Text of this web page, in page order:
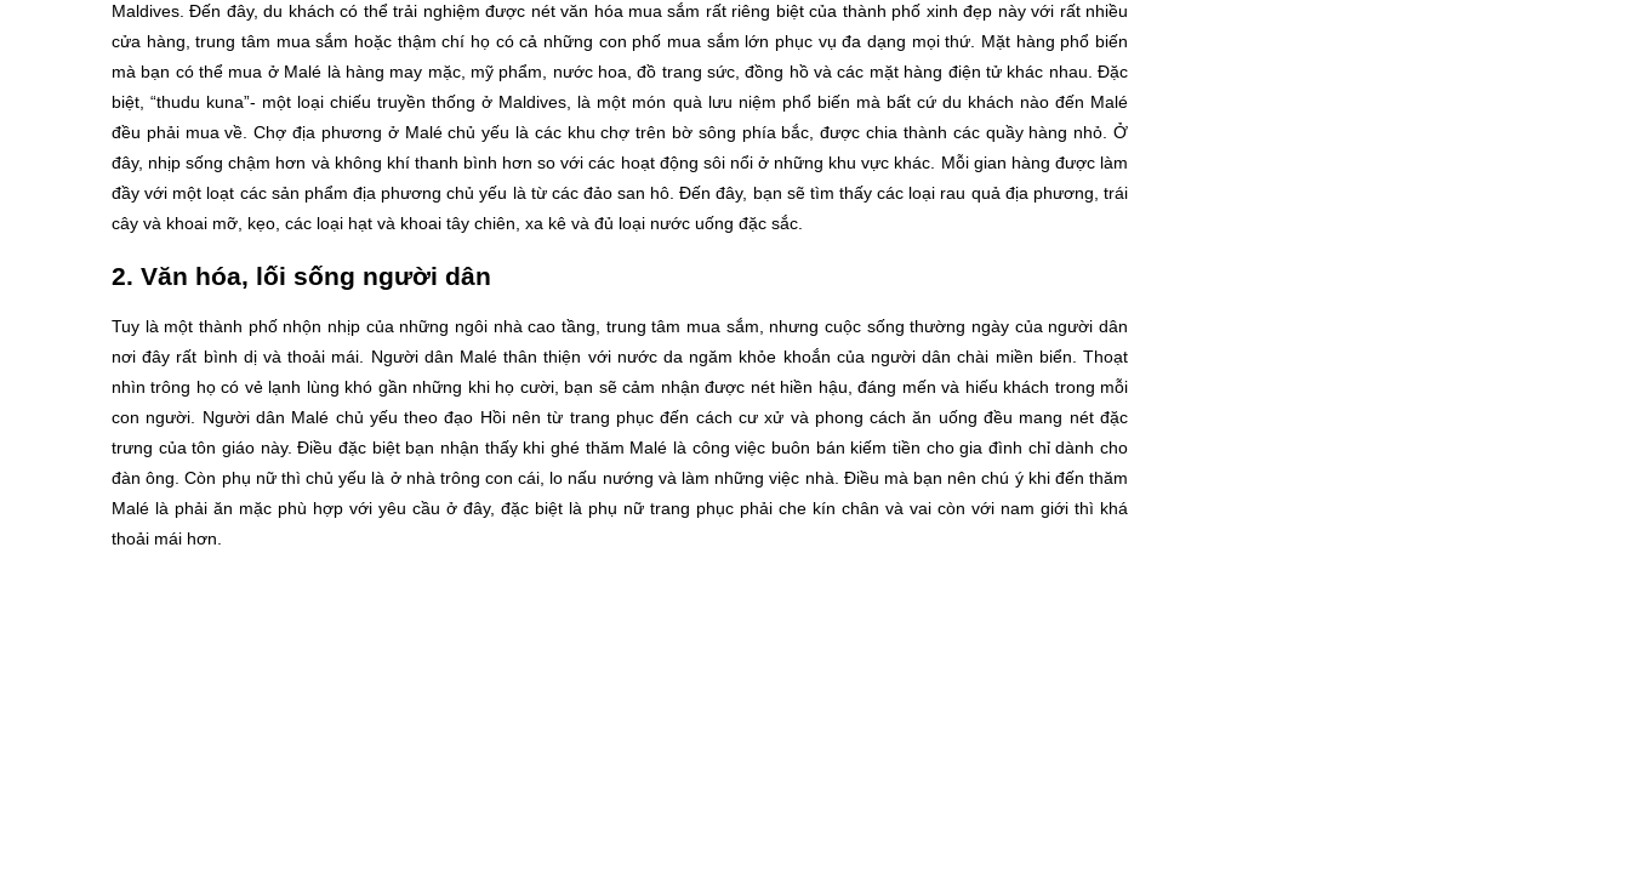
Maldives. Đến đây, du khách có thể trải nghiệm được nét văn hóa mua sắm rất riêng biệt của thành phố xinh đẹp này với rất nhiều
cửa hàng, trung tâm mua sắm hoặc thậm chí họ có cả những con phố mua sắm lớn phục vụ đa dạng mọi thứ. Mặt hàng phổ biến
mà bạn có thể mua ở Malé là hàng may mặc, mỹ phẩm, nước hoa, đồ trang sức, đồng hồ và các mặt hàng điện tử khác nhau. Đặc
biệt, “thudu kuna”- một loại chiếu truyền thống ở Maldives, là một món quà lưu niệm phổ biến mà bất cứ du khách nào đến Malé
đều phải mua về. Chợ địa phương ở Malé chủ yếu là các khu chợ trên bờ sông phía bắc, được chia thành các quầy hàng nhỏ. Ở
đây, nhịp sống chậm hơn và không khí thanh bình hơn so với các hoạt động sôi nổi ở những khu vực khác. Mỗi gian hàng được làm
đầy với một loạt các sản phẩm địa phương chủ yếu là từ các đảo san hô. Đến đây, bạn sẽ tìm thấy các loại rau quả địa phương, trái
cây và khoai mỡ, kẹo, các loại hạt và khoai tây chiên, xa kê và đủ loại nước uống đặc sắc.
2. Văn hóa, lối sống người dân
Tuy là một thành phố nhộn nhịp của những ngôi nhà cao tầng, trung tâm mua sắm, nhưng cuộc sống thường ngày của người dân
nơi đây rất bình dị và thoải mái. Người dân Malé thân thiện với nước da ngăm khỏe khoắn của người dân chài miền biển. Thoạt
nhìn trông họ có vẻ lạnh lùng khó gần những khi họ cười, bạn sẽ cảm nhận được nét hiền hậu, đáng mến và hiếu khách trong mỗi
con người. Người dân Malé chủ yếu theo đạo Hồi nên từ trang phục đến cách cư xử và phong cách ăn uống đều mang nét đặc
trưng của tôn giáo này. Điều đặc biệt bạn nhận thấy khi ghé thăm Malé là công việc buôn bán kiếm tiền cho gia đình chỉ dành cho
đàn ông. Còn phụ nữ thì chủ yếu là ở nhà trông con cái, lo nấu nướng và làm những việc nhà. Điều mà bạn nên chú ý khi đến thăm
Malé là phải ăn mặc phù hợp với yêu cầu ở đây, đặc biệt là phụ nữ trang phục phải che kín chân và vai còn với nam giới thì khá
thoải mái hơn.